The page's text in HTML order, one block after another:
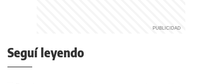
Seguí leyendo